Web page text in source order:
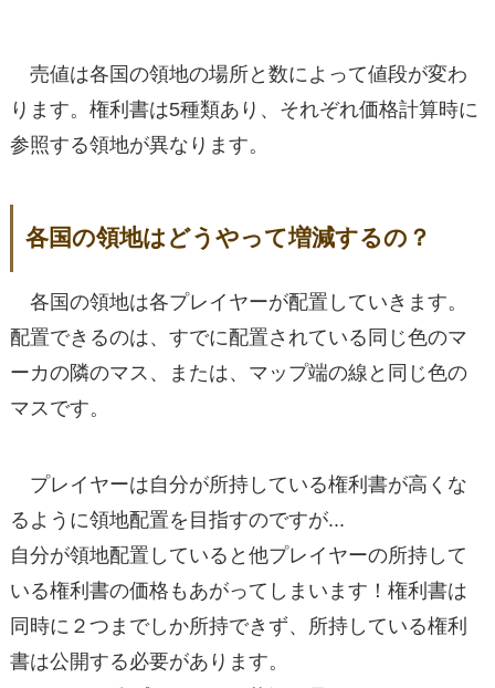
売値は各国の領地の場所と数によって値段が変わ
ります。権利書は5種類あり、それぞれ価格計算時に
参照する領地が異なります。
各国の領地はどうやって増減するの？
各国の領地は各プレイヤーが配置していきます。
配置できるのは、すでに配置されている同じ色のマ
ーカの隣のマス、または、マップ端の線と同じ色の
マスです。
プレイヤーは自分が所持している権利書が高くな
るように領地配置を目指すのですが...
自分が領地配置していると他プレイヤーの所持して
いる権利書の価格もあがってしまいます！権利書は
同時に２つまでしか所持できず、所持している権利
書は公開する必要があります。